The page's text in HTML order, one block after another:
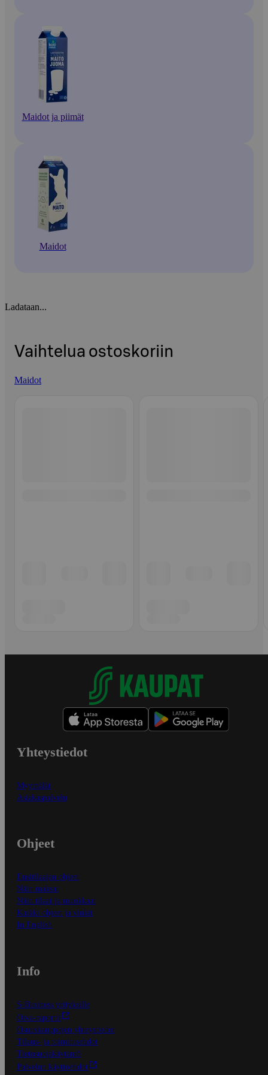
Maidot ja piimät
Maidot
Ladataan...
Vaihtelua ostoskoriin
Maidot
Yhteystiedot
Myymälät
Asiakaspalvelu
Ohjeet
Ensitilaajan ohjeet
Näin maksat
Näin tilaat ja muokkaat
Kaikki ohjeet ja vinkit
In English
Info
S-Business yrityksille
Oiva-raportit
Osuuskauppojen yhteystiedot
Tilaus- ja toimitusehdot
Tietosuojakäytäntö
Palvelun käyttöehdot